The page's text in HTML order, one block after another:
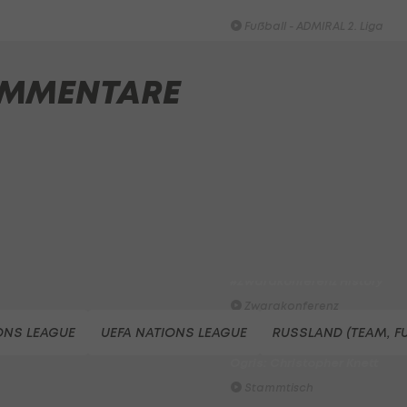
LEAGUE UEFA NATIONS LEAGUE RUSSLAND (TEAM,